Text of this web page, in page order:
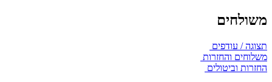
משולחים
תצוגה / עודפים
משלוחים והחזרות
החזרות וביטולים